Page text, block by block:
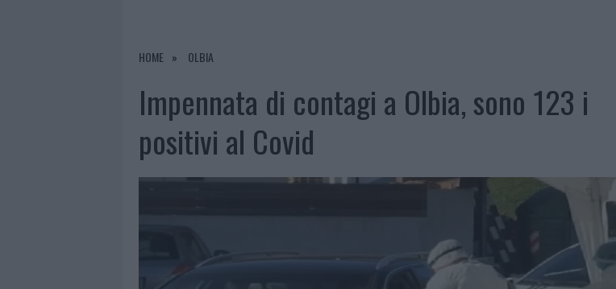
5 AGOSTO 2026
HOME OLBIA
Impennata di contagi a Olbia, sono 123 i
positivi al Covid